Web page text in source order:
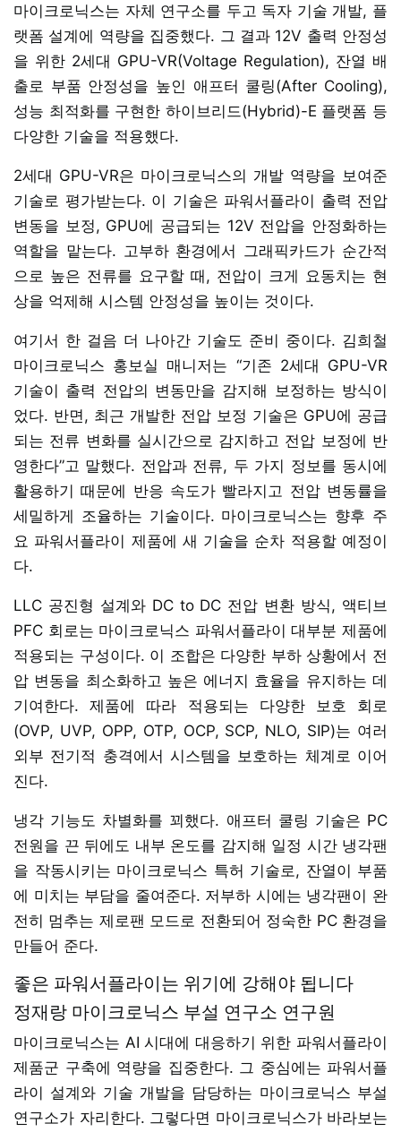
마이크로닉스는 자체 연구소를 두고 독자 기술 개발, 플
랫폼 설계에 역량을 집중했다. 그 결과 12V 출력 안정성
을 위한 2세대 GPU-VR(Voltage Regulation), 잔열 배
출로 부품 안정성을 높인 애프터 쿨링(After Cooling),
성능 최적화를 구현한 하이브리드(Hybrid)-E 플랫폼 등
다양한 기술을 적용했다.
2세대 GPU-VR은 마이크로닉스의 개발 역량을 보여준
기술로 평가받는다. 이 기술은 파워서플라이 출력 전압
변동을 보정, GPU에 공급되는 12V 전압을 안정화하는
역할을 맡는다. 고부하 환경에서 그래픽카드가 순간적
으로 높은 전류를 요구할 때, 전압이 크게 요동치는 현
상을 억제해 시스템 안정성을 높이는 것이다.
여기서 한 걸음 더 나아간 기술도 준비 중이다. 김희철
마이크로닉스 홍보실 매니저는 “기존 2세대 GPU-VR
기술이 출력 전압의 변동만을 감지해 보정하는 방식이
었다. 반면, 최근 개발한 전압 보정 기술은 GPU에 공급
되는 전류 변화를 실시간으로 감지하고 전압 보정에 반
영한다”고 말했다. 전압과 전류, 두 가지 정보를 동시에
활용하기 때문에 반응 속도가 빨라지고 전압 변동률을
세밀하게 조율하는 기술이다. 마이크로닉스는 향후 주
요 파워서플라이 제품에 새 기술을 순차 적용할 예정이
다.
LLC 공진형 설계와 DC to DC 전압 변환 방식, 액티브
PFC 회로는 마이크로닉스 파워서플라이 대부분 제품에
적용되는 구성이다. 이 조합은 다양한 부하 상황에서 전
압 변동을 최소화하고 높은 에너지 효율을 유지하는 데
기여한다. 제품에 따라 적용되는 다양한 보호 회로
(OVP, UVP, OPP, OTP, OCP, SCP, NLO, SIP)는 여러
외부 전기적 충격에서 시스템을 보호하는 체계로 이어
진다.
냉각 기능도 차별화를 꾀했다. 애프터 쿨링 기술은 PC
전원을 끈 뒤에도 내부 온도를 감지해 일정 시간 냉각팬
을 작동시키는 마이크로닉스 특허 기술로, 잔열이 부품
에 미치는 부담을 줄여준다. 저부하 시에는 냉각팬이 완
전히 멈추는 제로팬 모드로 전환되어 정숙한 PC 환경을
만들어 준다.
좋은 파워서플라이는 위기에 강해야 됩니다
정재랑 마이크로닉스 부설 연구소 연구원
마이크로닉스는 AI 시대에 대응하기 위한 파워서플라이
제품군 구축에 역량을 집중한다. 그 중심에는 파워서플
라이 설계와 기술 개발을 담당하는 마이크로닉스 부설
연구소가 자리한다. 그렇다면 마이크로닉스가 바라보는